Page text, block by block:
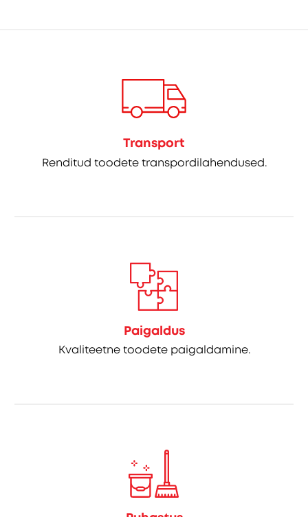
Transport
Renditud toodete transpordilahendused.
Paigaldus
Kvaliteetne toodete paigaldamine.